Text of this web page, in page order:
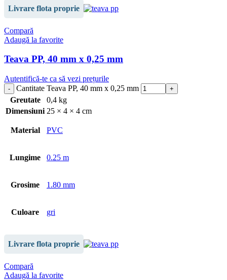
Livrare flota proprie
Compară
Adaugă la favorite
Teava PP, 40 mm x 0,25 mm
Autentifică-te ca să vezi prețurile
Cantitate Teava PP, 40 mm x 0,25 mm
Greutate
0,4 kg
Dimensiuni 25 × 4 × 4 cm
Material PVC
Lungime 0.25 m
Grosime 1.80 mm
Culoare gri
Livrare flota proprie
Compară
Adaugă la favorite